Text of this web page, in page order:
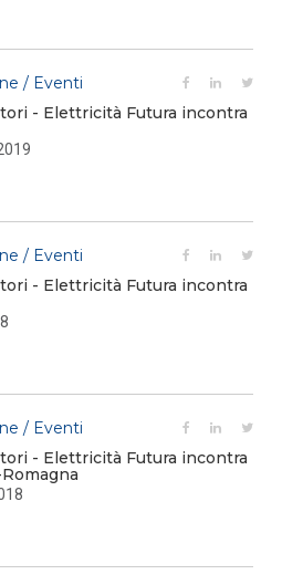
/ Eventi
- Elettricità Futura incontra
/ Eventi
- Elettricità Futura incontra
/ Eventi
- Elettricità Futura incontra